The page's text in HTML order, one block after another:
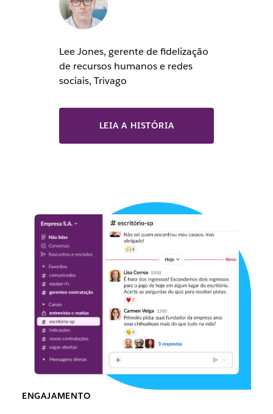
Lee Jones, gerente de fidelização
de recursos humanos e redes
sociais, Trivago
LEIA A HISTÓRIA
ENGAJAMENTO